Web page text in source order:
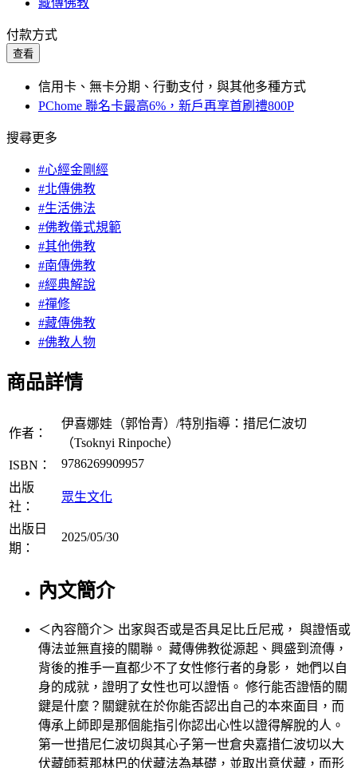
藏傳佛教
付款方式
查看
信用卡、無卡分期、行動支付，與其他多種方式
PChome 聯名卡最高6%，新戶再享首刷禮800P
搜尋更多
#心經金剛經
#北傳佛教
#生活佛法
#佛教儀式規範
#其他佛教
#南傳佛教
#經典解說
#禪修
#藏傳佛教
#佛教人物
商品詳情
作者：
伊喜娜娃（郭怡青）/特別指導：措尼仁波切
（Tsoknyi Rinpoche）
ISBN：
9786269909957
出版
社：
眾生文化
出版日
期：
2025/05/30
內文簡介
＜內容簡介＞ 出家與否或是否具足比丘尼戒， 與證悟或
傳法並無直接的關聯。 藏傳佛教從源起、興盛到流傳，
背後的推手一直都少不了女性修行者的身影， 她們以自
身的成就，證明了女性也可以證悟。 修行能否證悟的關
鍵是什麼？關鍵就在於你能否認出自己的本來面目，而
傳承上師即是那個能指引你認出心性以證得解脫的人。
第一世措尼仁波切與其心子第一世倉央嘉措仁波切以大
伏藏師惹那林巴的伏藏法為基礎，並取出意伏藏，而形